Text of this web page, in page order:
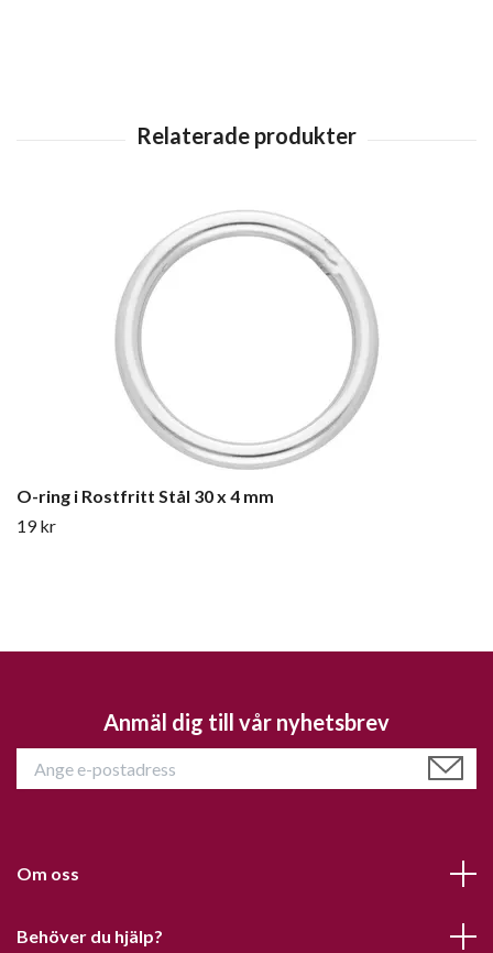
O-ring i Rostfritt Stål 30 x 4 mm
19 kr
Anmäl dig till vår nyhetsbrev
Om oss
Behöver du hjälp?